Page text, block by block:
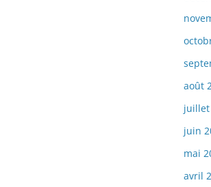
août
juillet
juin
mai
avril